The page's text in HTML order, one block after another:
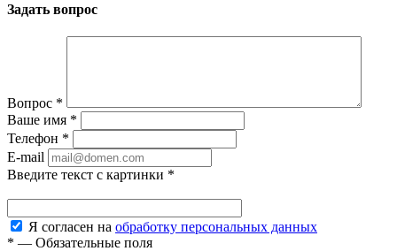
Задать вопрос
Вопрос *
Ваше имя *
Телефон *
E-mail
Введите текст с картинки *
Я согласен на обработку персональных данных
* — Обязательные поля